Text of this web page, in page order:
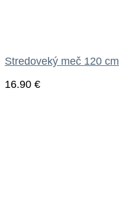
Stredoveký meč 120 cm
16.90 €